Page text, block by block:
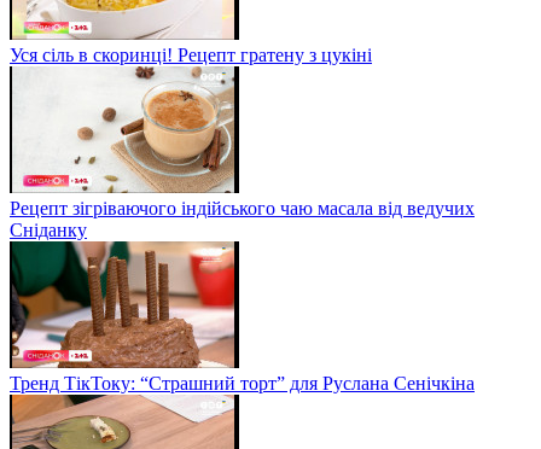
Уся сіль в скоринці! Рецепт гратену з цукіні
Рецепт зігріваючого індійського чаю масала від ведучих
Сніданку
Тренд ТікТоку: “Страшний торт” для Руслана Сенічкіна